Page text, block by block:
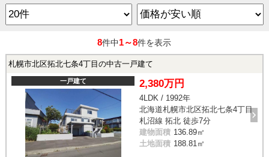
8件中1～8件を表示
札幌市北区拓北七条4丁目の中古一戸建て
一戸建て 2,380万円
4LDK / 1992年
北海道札幌市北区拓北七条4丁目
札沼線 拓北 徒歩7分
建物面積 136.89㎡
土地面積 188.81㎡